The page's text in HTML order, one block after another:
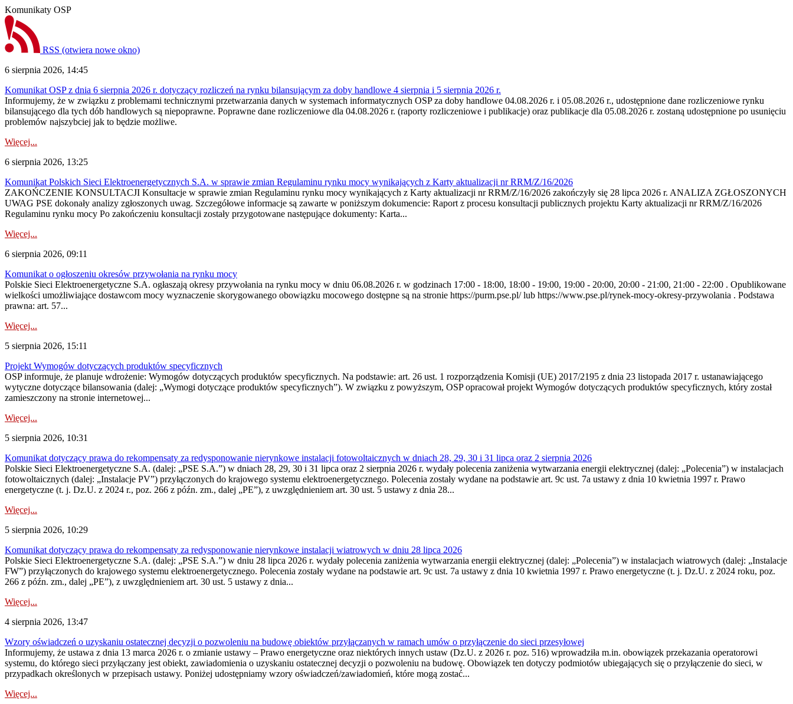
Komunikaty OSP
RSS (otwiera nowe okno)
6 sierpnia 2026, 14:45
Komunikat OSP z dnia 6 sierpnia 2026 r. dotyczący rozliczeń na rynku bilansującym za doby handlowe 4 sierpnia i 5 sierpnia 2026 r.
Informujemy, że w związku z problemami technicznymi przetwarzania danych w systemach informatycznych OSP za doby handlowe 04.08.2026 r. i 05.08.2026 r., udostępnione dane rozliczeniowe rynku
bilansującego dla tych dób handlowych są niepoprawne. Poprawne dane rozliczeniowe dla 04.08.2026 r. (raporty rozliczeniowe i publikacje) oraz publikacje dla 05.08.2026 r. zostaną udostępnione po usunięciu
problemów najszybciej jak to będzie możliwe.
Więcej...
6 sierpnia 2026, 13:25
Komunikat Polskich Sieci Elektroenergetycznych S.A. w sprawie zmian Regulaminu rynku mocy wynikających z Karty aktualizacji nr RRM/Z/16/2026
ZAKOŃCZENIE KONSULTACJI Konsultacje w sprawie zmian Regulaminu rynku mocy wynikających z Karty aktualizacji nr RRM/Z/16/2026 zakończyły się 28 lipca 2026 r. ANALIZA ZGŁOSZONYCH
UWAG PSE dokonały analizy zgłoszonych uwag. Szczegółowe informacje są zawarte w poniższym dokumencie: Raport z procesu konsultacji publicznych projektu Karty aktualizacji nr RRM/Z/16/2026
Regulaminu rynku mocy Po zakończeniu konsultacji zostały przygotowane następujące dokumenty: Karta...
Więcej...
6 sierpnia 2026, 09:11
Komunikat o ogłoszeniu okresów przywołania na rynku mocy
Polskie Sieci Elektroenergetyczne S.A. ogłaszają okresy przywołania na rynku mocy w dniu 06.08.2026 r. w godzinach 17:00 - 18:00, 18:00 - 19:00, 19:00 - 20:00, 20:00 - 21:00, 21:00 - 22:00 . Opublikowane
wielkości umożliwiające dostawcom mocy wyznaczenie skorygowanego obowiązku mocowego dostępne są na stronie https://purm.pse.pl/ lub https://www.pse.pl/rynek-mocy-okresy-przywolania . Podstawa
prawna: art. 57...
Więcej...
5 sierpnia 2026, 15:11
Projekt Wymogów dotyczących produktów specyficznych
OSP informuje, że planuje wdrożenie: Wymogów dotyczących produktów specyficznych. Na podstawie: art. 26 ust. 1 rozporządzenia Komisji (UE) 2017/2195 z dnia 23‍ listopada 2017 r. ustanawiającego
wytyczne dotyczące bilansowania (dalej: „Wymogi dotyczące produktów specyficznych”). W związku z powyższym, OSP opracował projekt Wymogów dotyczących produktów specyficznych, który został
zamieszczony na stronie internetowej...
Więcej...
5 sierpnia 2026, 10:31
Komunikat dotyczący prawa do rekompensaty za redysponowanie nierynkowe instalacji fotowoltaicznych w dniach 28, 29, 30 i 31 lipca oraz 2 sierpnia 2026
Polskie Sieci Elektroenergetyczne S.A. (dalej: „PSE S.A.”) w dniach 28, 29, 30 i 31 lipca oraz 2 sierpnia 2026 r. wydały polecenia zaniżenia wytwarzania energii elektrycznej (dalej: „Polecenia”) w instalacjach
fotowoltaicznych (dalej: „Instalacje PV”) przyłączonych do krajowego systemu elektroenergetycznego. Polecenia zostały wydane na podstawie art. 9c ust. 7a ustawy z dnia 10 kwietnia 1997 r. Prawo
energetyczne (t. j. Dz.U. z 2024 r., poz. 266 z późn. zm., dalej „PE”), z uwzględnieniem art. 30 ust. 5 ustawy z dnia 28...
Więcej...
5 sierpnia 2026, 10:29
Komunikat dotyczący prawa do rekompensaty za redysponowanie nierynkowe instalacji wiatrowych w dniu 28 lipca 2026
Polskie Sieci Elektroenergetyczne S.A. (dalej: „PSE S.A.”) w dniu 28 lipca 2026 r. wydały polecenia zaniżenia wytwarzania energii elektrycznej (dalej: „Polecenia”) w instalacjach wiatrowych (dalej: „Instalacje
FW”) przyłączonych do krajowego systemu elektroenergetycznego. Polecenia zostały wydane na podstawie art. 9c ust. 7a ustawy z dnia 10 kwietnia 1997 r. Prawo energetyczne (t. j. Dz.U. z 2024 roku, poz.
266 z późn. zm., dalej „PE”), z uwzględnieniem art. 30 ust. 5 ustawy z dnia...
Więcej...
4 sierpnia 2026, 13:47
Wzory oświadczeń o uzyskaniu ostatecznej decyzji o pozwoleniu na budowę obiektów przyłączanych w ramach umów o przyłączenie do sieci przesyłowej
Informujemy, że ustawa z dnia 13 marca 2026 r. o zmianie ustawy – Prawo energetyczne oraz niektórych innych ustaw (Dz.U. z 2026 r. poz. 516) wprowadziła m.in. obowiązek przekazania operatorowi
systemu, do którego sieci przyłączany jest obiekt, zawiadomienia o uzyskaniu ostatecznej decyzji o pozwoleniu na budowę. Obowiązek ten dotyczy podmiotów ubiegających się o przyłączenie do sieci, w
przypadkach określonych w przepisach ustawy. Poniżej udostępniamy wzory oświadczeń/zawiadomień, które mogą zostać...
Więcej...